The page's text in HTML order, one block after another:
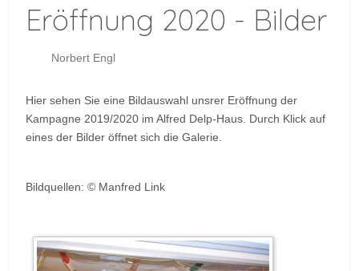
Eröffnung 2020 - Bilder
Norbert Engl
Hier sehen Sie eine Bildauswahl unsrer Eröffnung der
Kampagne 2019/2020 im Alfred Delp-Haus. Durch Klick auf
eines der Bilder öffnet sich die Galerie.
Bildquellen: © Manfred Link